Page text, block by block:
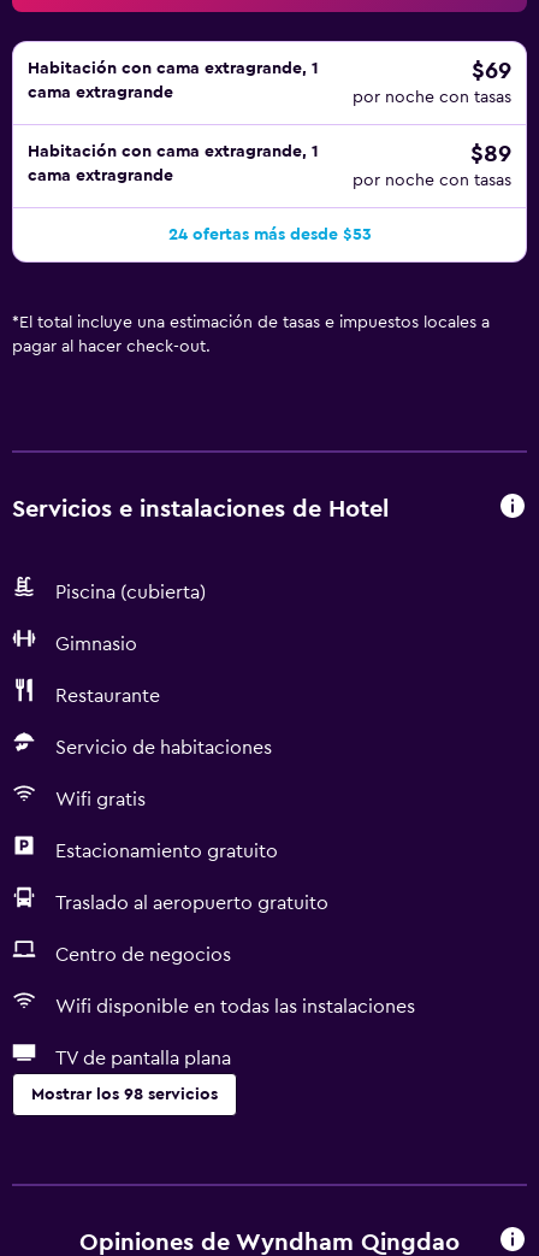
Habitación con cama extragrande, 1
cama extragrande
$69
por noche con tasas
Habitación con cama extragrande, 1
cama extragrande
$89
por noche con tasas
24 ofertas más desde $53
* El total incluye una estimación de tasas e impuestos locales a
pagar al hacer check-out.
Servicios e instalaciones de Hotel
Piscina (cubierta)
Gimnasio
Restaurante
Servicio de habitaciones
Wifi gratis
Estacionamiento gratuito
Traslado al aeropuerto gratuito
Centro de negocios
Wifi disponible en todas las instalaciones
TV de pantalla plana
Mostrar los 98 servicios
Centro de negocios
Opiniones de Wyndham Qingdao